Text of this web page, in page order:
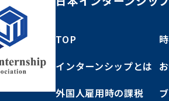
TOP
インターンシップとは
外国人雇用時の課税